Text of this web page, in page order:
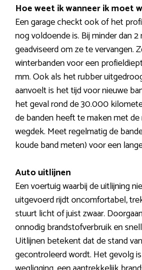
Hoe weet ik wanneer ik moet
Een garage checkt ook of het
nog voldoende is. Bij minder dan
geadviseerd om ze te vervangen.
winterbanden voor een
mm. Ook als het rubber
aanvoelt is het tijd voor nieuwe
het geval rond de 30.000
de banden heeft te maken met
wegdek. Meet regelmatig de
koude band meten) voor een
Auto uitlijnen
Een voertuig waarbij de uitlijning
uitgevoerd rijdt oncomfortabel,
stuurt licht of juist zwaar.
onnodig brandstofverbruik en
Uitlijnen betekent dat de stand
gecontroleerd wordt. Het gevolg